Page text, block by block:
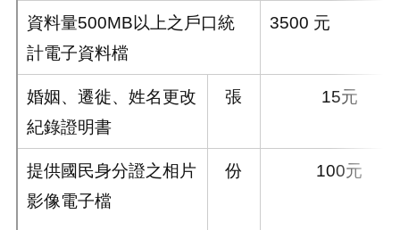
資料量500MB以上之戶口統
計電子資料檔
3500 元
婚姻、遷徙、姓名更改
紀錄證明書
張 15元
提供國民身分證之相片
影像電子檔
份 100元